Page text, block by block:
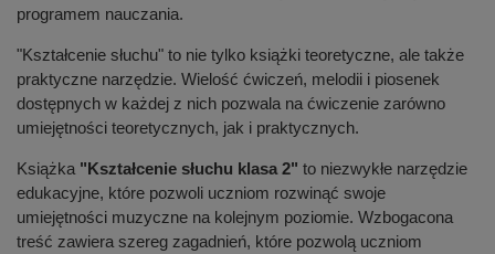
programem nauczania.
"Kształcenie słuchu" to nie tylko książki teoretyczne, ale także
praktyczne narzędzie. Wielość ćwiczeń, melodii i piosenek
dostępnych w każdej z nich pozwala na ćwiczenie zarówno
umiejętności teoretycznych, jak i praktycznych.
Książka "Kształcenie słuchu klasa 2" to niezwykłe narzędzie
edukacyjne, które pozwoli uczniom rozwinąć swoje
umiejętności muzyczne na kolejnym poziomie. Wzbogacona
treść zawiera szereg zagadnień, które pozwolą uczniom